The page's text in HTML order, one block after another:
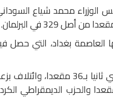
محمد شياع السوداني